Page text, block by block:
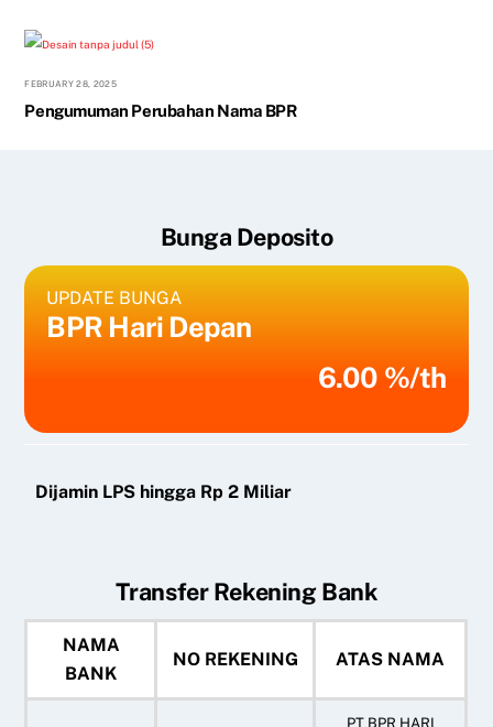
FEBRUARY 28, 2025
Pengumuman Perubahan Nama BPR
Bunga Deposito
UPDATE BUNGA
BPR Hari Depan
6.00 %/th
Dijamin LPS hingga Rp 2 Miliar
Transfer Rekening Bank
NAMA
BANK
NO REKENING ATAS NAMA
PT BPR HARI